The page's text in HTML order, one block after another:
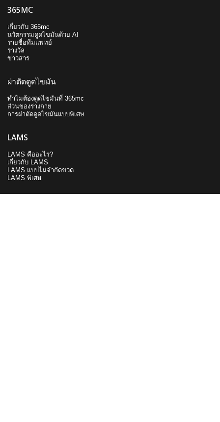
365MC
เกี่ยวกับ 365mc
นวัตกรรมดูดไขมันด้วย AI
รายชื่อทีมแพทย์
รางวัล
ข่าวสาร
ผ่าตัดดูดไขมัน
ทำไมต้องดูดไขมันที่ 365mc
ส่วนของร่างกาย
การผ่าตัดดูดไขมันแบบพิเศษ
LAMS
LAMS คืออะไร?
เกี่ยวกับ LAMS
LAMS แบบไม่จำกัดขวด
LAMS พิเศษ